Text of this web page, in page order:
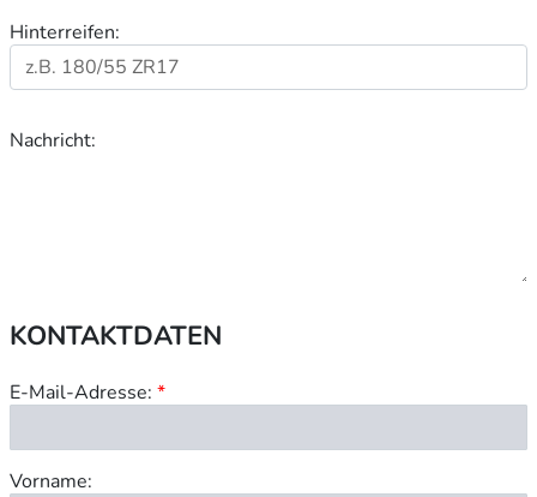
Hinterreifen:
Nachricht:
KONTAKTDATEN
E-Mail-Adresse: *
Vorname: